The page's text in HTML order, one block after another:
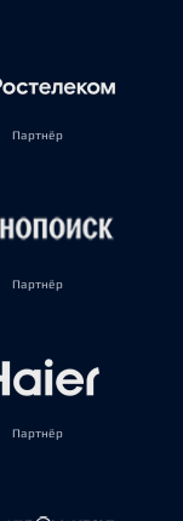
Партнёр
Партнёр
Партнёр